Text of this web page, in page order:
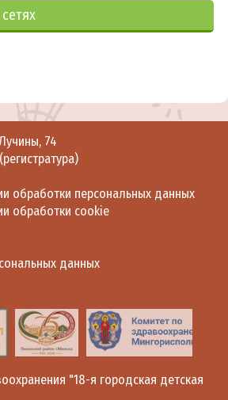
74
обработки персональных данных
обработки cookie
данных
"18-я городская детская